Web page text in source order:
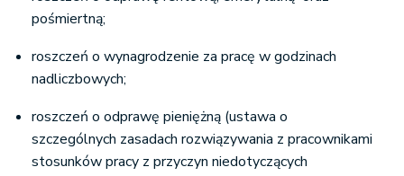
pośmiertną;
roszczeń o wynagrodzenie za pracę w godzinach
nadliczbowych;
roszczeń o odprawę pieniężną (ustawa o
szczególnych zasadach rozwiązywania z pracownikami
stosunków pracy z przyczyn niedotyczących